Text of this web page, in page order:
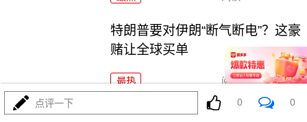
特朗普要对伊朗“断气断电”？这豪
赌让全球买单
最热 阅读 4529
铁证出台！菲律宾求锤得锤！解
点评一下 0 0